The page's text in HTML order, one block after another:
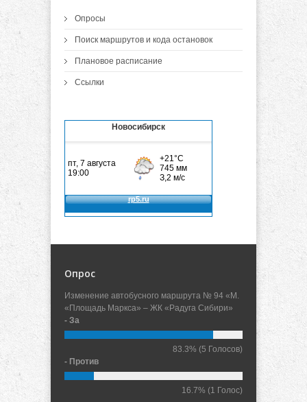
Опросы
Поиск маршрутов и кода остановок
Плановое расписание
Ссылки
Новосибирск
Опрос
Изменение автобусного маршрута № 94 «М.
«Площадь Маркса» – ЖК «Радуга Сибири»
- За
83.3% (5 Голосов)
- Против
16.7% (1 Голос)